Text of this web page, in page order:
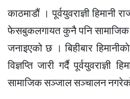
काठमाडौं । पूर्वयुवराज्ञी हिमानी
फेसबुकलगायत कुनै पनि
जनाइएको छ । बिहीबार
विज्ञप्ति जारी गर्दै
सामाजिक सञ्जाल सञ्चालन